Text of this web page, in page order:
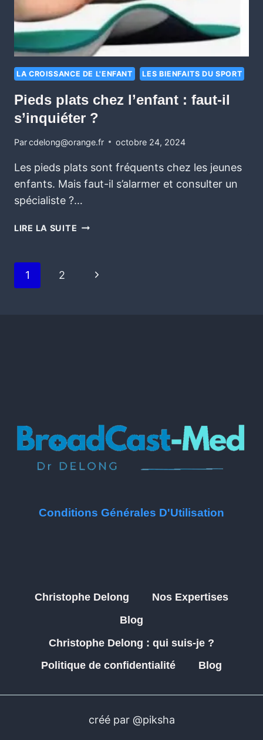
LA CROISSANCE DE L'ENFANT LES BIENFAITS DU SPORT
Pieds plats chez l’enfant : faut-il
s’inquiéter ?
Parcdelong@orange.fr octobre 24, 2024
Les pieds plats sont fréquents chez les jeunes
enfants. Mais faut-il s’alarmer et consulter un
spécialiste ?…
LIRE LA SUITE
1 2
Conditions Générales D'Utilisation
Christophe Delong
Nos Expertises
Blog
Christophe Delong : qui suis-je ?
Politique de confidentialité
Blog
créé par @piksha